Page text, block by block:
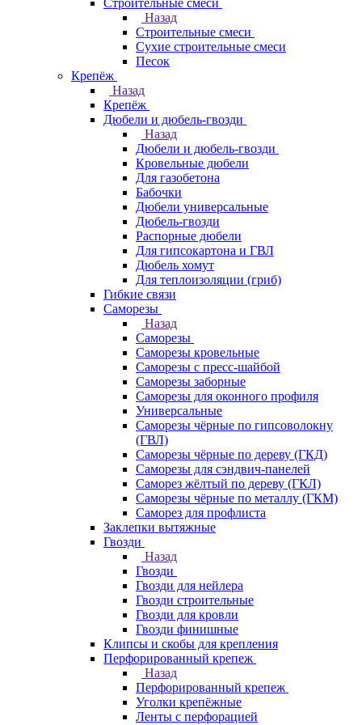
Строительные смеси
Назад
Строительные смеси
Сухие строительные смеси
Песок
Крепёж
Назад
Крепёж
Дюбели и дюбель-гвозди
Назад
Дюбели и дюбель-гвозди
Кровельные дюбели
Для газобетона
Бабочки
Дюбели универсальные
Дюбель-гвозди
Распорные дюбели
Для гипсокартона и ГВЛ
Дюбель хомут
Для теплоизоляции (гриб)
Гибкие связи
Саморезы
Назад
Саморезы
Саморезы кровельные
Саморезы с пресс-шайбой
Саморезы заборные
Саморезы для оконного профиля
Универсальные
Саморезы чёрные по гипсоволокну
(ГВЛ)
Саморезы чёрные по дереву (ГКД)
Саморезы для сэндвич-панелей
Саморез жёлтый по дереву (ГКЛ)
Саморезы чёрные по металлу (ГКМ)
Саморез для профлиста
Заклепки вытяжные
Гвозди
Назад
Гвозди
Гвозди для нейлера
Гвозди строительные
Гвозди для кровли
Гвозди финишные
Клипсы и скобы для крепления
Перфорированный крепеж
Назад
Перфорированный крепеж
Уголки крепёжные
Ленты с перфорацией